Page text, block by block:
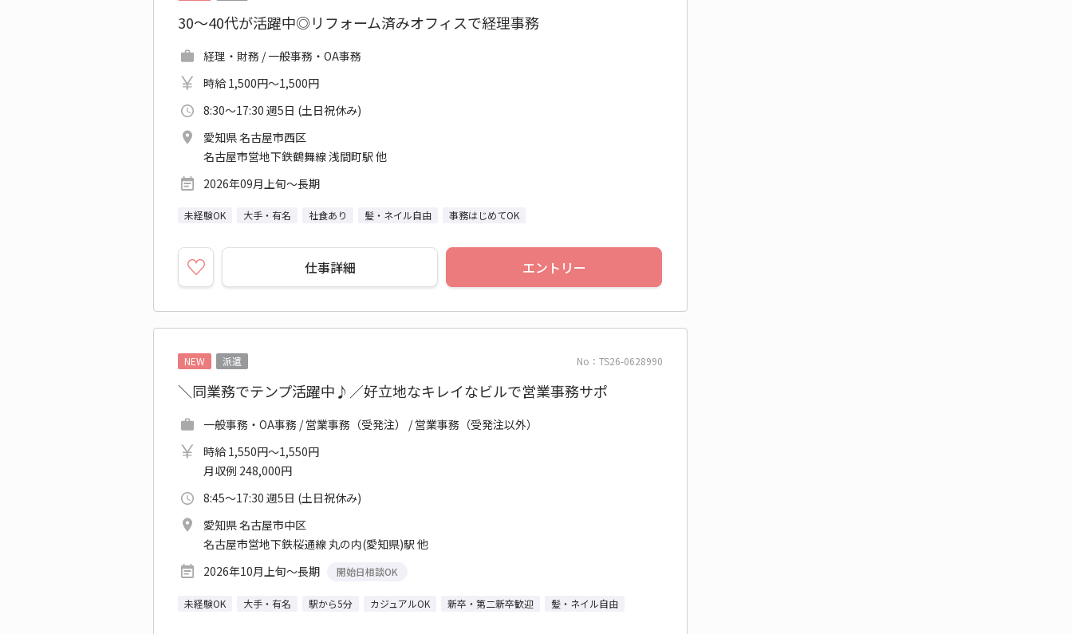
30～40代が活躍中◎リフォーム済みオフィスで経理事務
経理・財務 / 一般事務・OA事務
時給 1,500円～1,500円
8:30～17:30 週5日 (土日祝休み)
愛知県 名古屋市西区
名古屋市営地下鉄鶴舞線 浅間町駅 他
2026年09月上旬～長期
未経験OK 大手・有名 社食あり 髪・ネイル自由 事務はじめてOK
仕事詳細 エントリー
No：TS26-0628990
NEW 派遣
＼同業務でテンプ活躍中♪／好立地なキレイなビルで営業事務サポ
一般事務・OA事務 / 営業事務（受発注） / 営業事務（受発注以外）
時給 1,550円～1,550円
月収例 248,000円
8:45～17:30 週5日 (土日祝休み)
愛知県 名古屋市中区
名古屋市営地下鉄桜通線 丸の内(愛知県)駅 他
2026年10月上旬～長期
開始日相談OK
未経験OK 大手・有名 駅から5分 カジュアルOK 新卒・第二新卒歓迎 髪・ネイル自由